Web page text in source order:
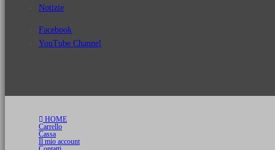
Notizie
Facebook
YouTube Channel
HOME
Carrello
Cassa
Il mio account